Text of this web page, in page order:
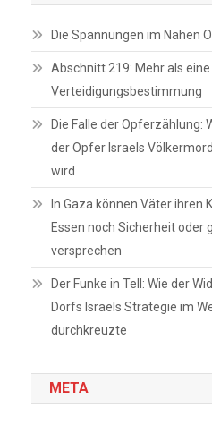
Die Spannungen im Nahen
Abschnitt 219: Mehr als eine
Verteidigungsbestimmung
Die Falle der Opferzählung:
der Opfer Israels
wird
In Gaza können Väter ihren
Essen noch Sicherheit oder
versprechen
Der Funke in Tell: Wie der
Dorfs Israels Strategie im
durchkreuzte
META